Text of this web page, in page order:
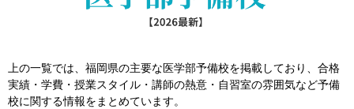
上の一覧では、福岡県の主要な医学部予備校を掲載しており、合格
実績・学費・授業スタイル・講師の熱意・自習室の雰囲気など予備
校に関する情報をまとめています。